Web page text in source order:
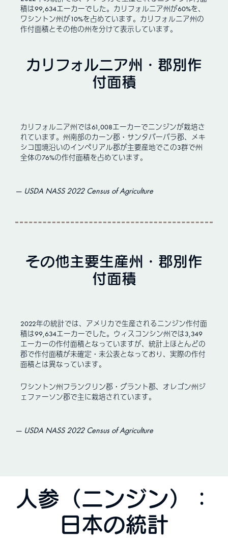
積は99,634エーカーでした。カリフォルニア州が60%を、
ワシントン州が10%を占めています。カリフォルニア州の
作付面積とその他の州を分けて表示しています。
カリフォルニア州・郡別作
付面積
カリフォルニア州では61,008エーカーでニンジンが栽培さ
れています。州南部のカーン郡・サンタバーバラ郡、メキ
シコ国境沿いのインペリアル郡が主要産地でこの3群で州
全体の76%の作付面積を占めています。
USDA NASS 2022 Census of Agriculture
その他主要生産州・郡別作
付面積
2022年の統計では、アメリカで生産されるニンジン作付面
積は99,634エーカーでした。ウィスコンシン州では3,349
エーカーの作付面積となっていますが、統計上ほとんどの
郡で作付面積が未確定・未公表となっており、実際の作付
面積とは異なっています。
ワシントン州フランクリン郡・グラント郡、オレゴン州ジ
ェファーソン郡で主に栽培されています。
USDA NASS 2022 Census of Agriculture
人参（ニンジン）：
日本の統計